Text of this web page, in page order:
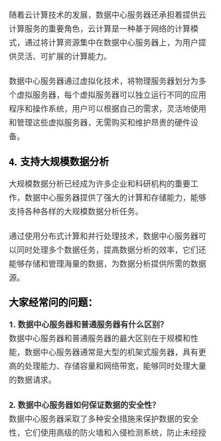
随着云计算技术的发展，数据中心服务器还承担着提供云
计算服务的重要角色，云计算是一种基于网络的计算模
式，通过将计算资源集中在数据中心服务器上，为用户提
供灵活、可扩展的计算能力。
数据中心服务器通过虚拟化技术，将物理服务器划分为多
个虚拟服务器，每个虚拟服务器可以独立运行不同的应用
程序和操作系统，用户可以根据自己的需求，灵活地使用
和管理这些虚拟服务器，无需购买和维护昂贵的硬件设
备。
4. 支持大规模数据分析
大规模数据分析已经成为许多企业和科研机构的重要工
作，数据中心服务器提供了强大的计算和存储能力，能够
支持各种各样的大规模数据分析任务。
通过使用分布式计算和并行处理技术，数据中心服务器可
以同时处理多个数据任务，提高数据分析的效率，它们还
能够存储和管理海量的数据，为数据分析提供所需的数据
源。
大家经常问的问题：
1. 数据中心服务器和普通服务器有什么区别？
数据中心服务器和普通服务器的最大区别在于规模和性
能，数据中心服务器通常是大型的机架式服务器，具有更
高的处理能力、存储容量和网络带宽，能够同时处理大量
的数据请求。
2. 数据中心服务器如何保证数据的安全性？
数据中心服务器采取了多种安全措施来保护数据的安全
性，它们使用高级的防火墙和入侵检测系统，防止未经授